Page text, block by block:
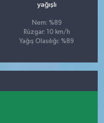
yağışlı
Nem: %89
Rüzgar: 10 km/h
Yağış Olasılığı: %89